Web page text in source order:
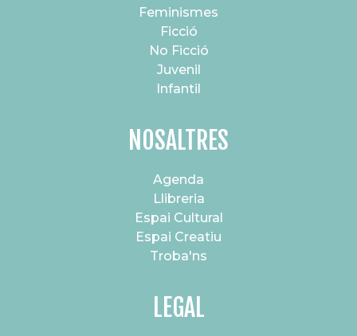
Feminismes
Ficció
No Ficció
Juvenil
Infantil
NOSALTRES
Agenda
Llibreria
Espai Cultural
Espai Creatiu
Troba'ns
LEGAL